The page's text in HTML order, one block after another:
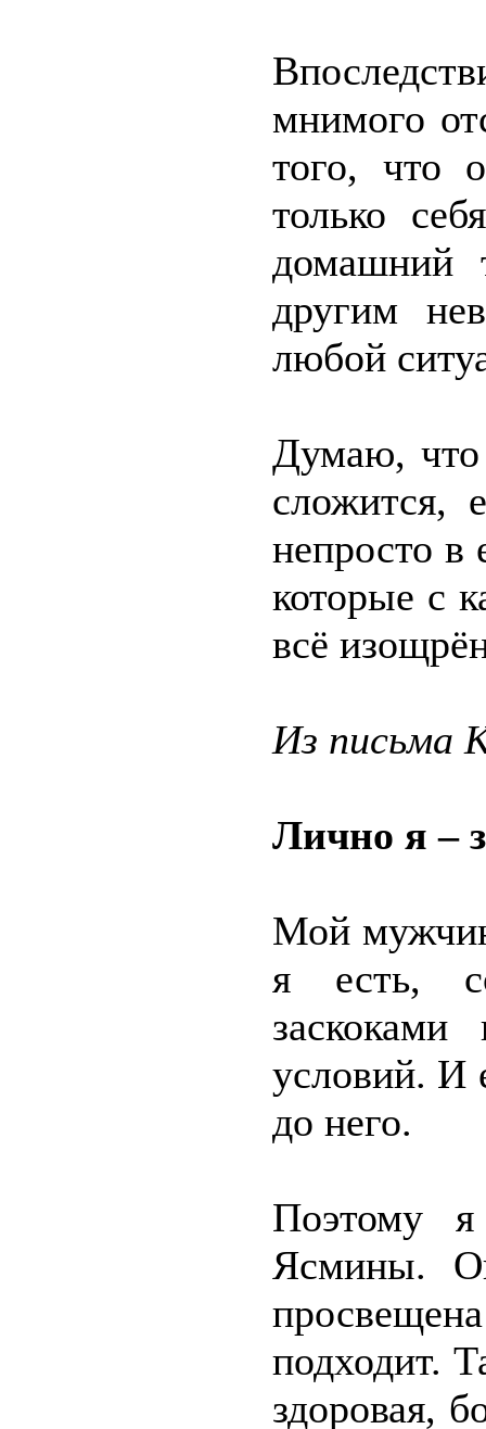
мнимого
того, что
только
домашний
другим
любой
Думаю,
сложится,
непросто в
которые с
всё
Из письма
Лично я –
Мой
я есть,
условий. И
до него.
Поэтому
Ясмины.
подходит.
здоровая,